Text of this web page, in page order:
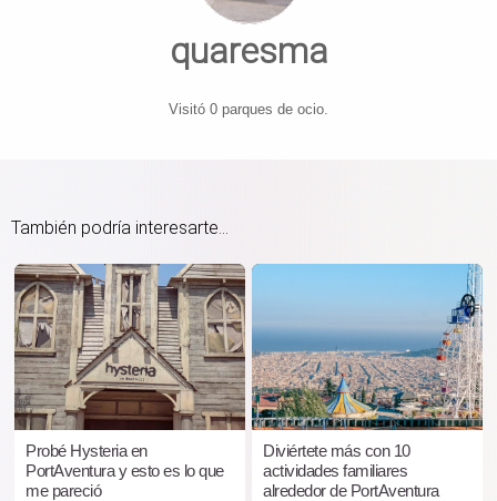
quaresma
Visitó 0 parques de ocio.
También podría interesarte...
Probé Hysteria en
PortAventura y esto es lo que
me pareció
Diviértete más con 10
actividades familiares
alrededor de PortAventura